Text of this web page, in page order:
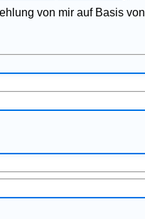
von mir auf Basis von